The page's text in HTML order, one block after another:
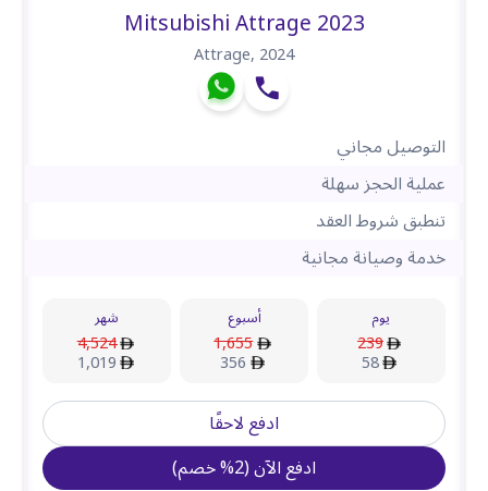
Mitsubishi Attrage 2023
Attrage,2024
التوصيل مجاني
عملية الحجز سهلة
تنطبق شروط العقد
خدمة وصيانة مجانية
يوم
239
58
أسبوع
1,655
356
شهر
4,524
1,019
ادفع لاحقًا
ادفع الآن(
2
%خصم)